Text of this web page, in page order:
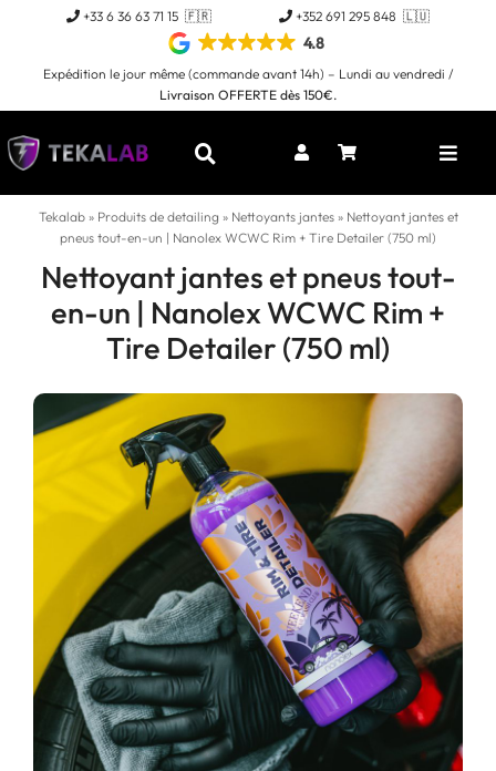
contenu
+33 6 36 63 71 15 🇫🇷 +352 691 295 848 🇱🇺
4.8
Expédition le jour même (commande avant 14h) – Lundi au vendredi /
Livraison OFFERTE dès 150€.
Toggle
Tekalab» Produits de detailing » Nettoyants jantes» Nettoyant jantes et
pneus tout-en-un | Nanolex WCWC Rim + Tire Detailer (750 ml)
Nettoyant jantes et pneus tout-
en-un | Nanolex WCWC Rim +
Tire Detailer (750 ml)